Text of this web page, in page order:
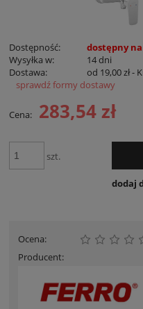
Dostępność:
dostępny
Wysyłka w:
14 dni
Dostawa:
od 19,00 zł-
Cena nie zawiera
sprawdź formy dostawy
Cena: 283,54 zł
szt.
dodaj
Ocena:
Producent: